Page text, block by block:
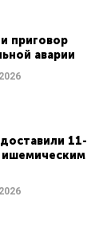
приговор
аварии
11-